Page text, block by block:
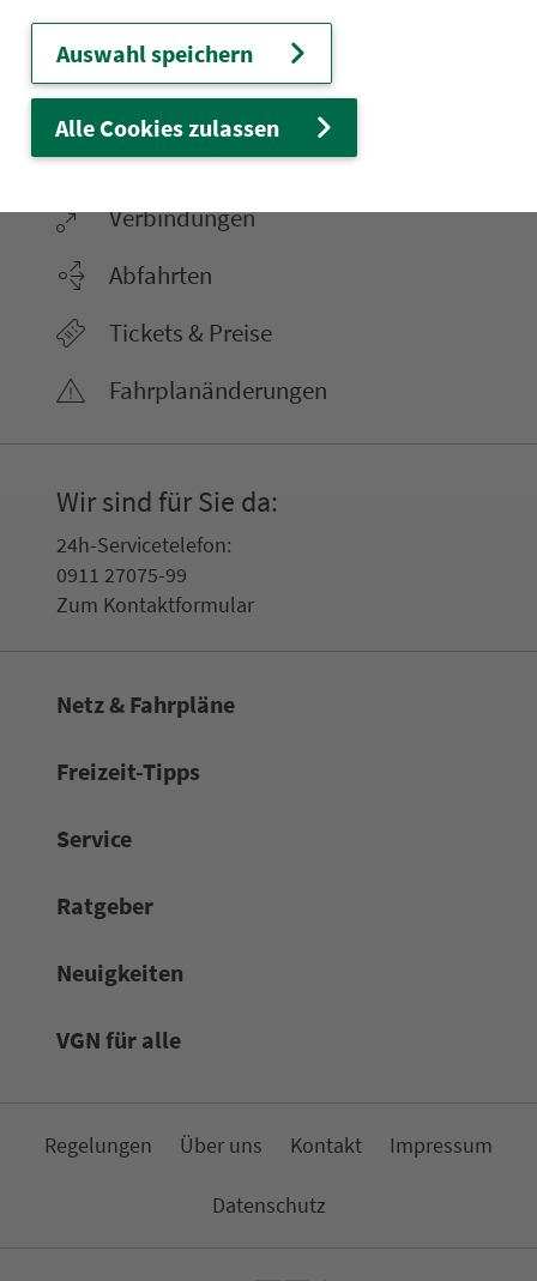
Nürn­berg
22.000 Qua­drat­ki­lo­me­ter. 130 Ver­kehrs­un­
ter­neh­men. 1.100 Linien. Eine Fahr­kar­te.
Ver­bin­dungen
Abfahrten
Tickets & Preise
Fahr­plan­ände­rungen
Wir sind für Sie da:
24h-Ser­vice­te­le­fon:
0911 27075-99
Zum Kon­taktformular
Netz & Fahrpläne
Frei­zeit-Tipps
Service
Rat­ge­ber
Neuigkeiten
VGN für alle
Re­ge­lungen Über uns Kon­takt Impressum
Da­ten­schutz
Auswahl speichern
Alle Cookies zulassen